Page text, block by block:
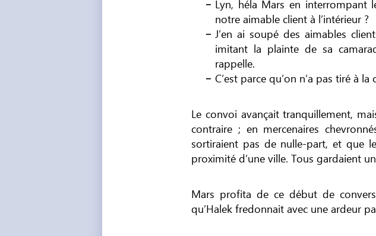
Lyn, héla Mars en interrompant
notre aimable client à l’intérieur ?
J’en ai soupé des aimables
imitant la plainte de sa
rappelle.
C’est parce qu’on n’a pas tiré à
Le convoi avançait tranquillement,
contraire ; en mercenaires
sortiraient pas de nulle-part, et que
proximité d’une ville. Tous gardaient
Mars profita de ce début de
qu’Halek fredonnait avec une ardeur